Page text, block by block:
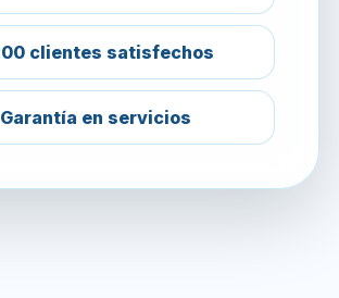
clientes satisfechos
Garantía en servicios